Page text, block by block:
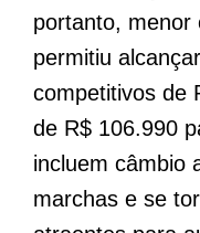
portanto, menor
permitiu
competitivos de
de R$ 106.990
incluem câmbio
marchas e se